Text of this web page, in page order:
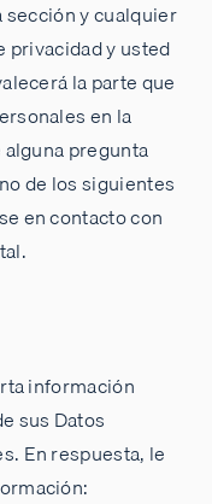
y cualquier
privacidad y usted
la parte que
en la
pregunta
de los siguientes
en contacto con
información
sus Datos
En respuesta, le